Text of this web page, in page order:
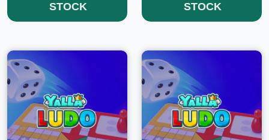
STOCK
STOCK